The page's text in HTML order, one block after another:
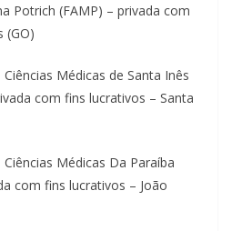
(FAMP) – privada com
(GO)
Médicas de Santa Inês
com fins lucrativos – Santa
Médicas Da Paraíba
com fins lucrativos – João